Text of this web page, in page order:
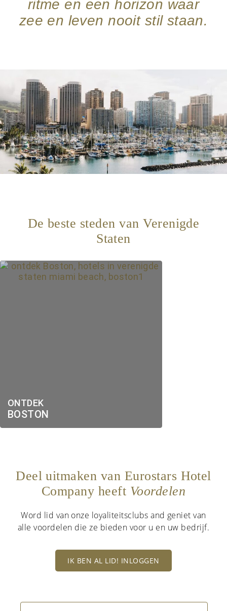
ritme en een horizon waar
zee en leven nooit stil staan.
De beste steden van Verenigde
Staten
ONTDEK
BOSTON
Deel uitmaken van Eurostars Hotel
Company heeft Voordelen
Word lid van onze loyaliteitsclubs and geniet van
alle voordelen die ze bieden voor u en uw bedrijf.
IK BEN AL LID! INLOGGEN